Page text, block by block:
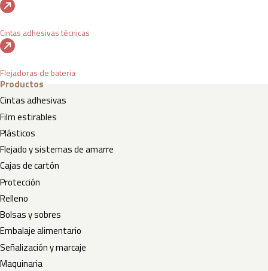
Cintas adhesivas técnicas
Flejadoras de bateria
Productos
Cintas adhesivas
Film estirables
Plásticos
Flejado y sistemas de amarre
Cajas de cartón
Protección
Relleno
Bolsas y sobres
Embalaje alimentario
Señalización y marcaje
Maquinaria